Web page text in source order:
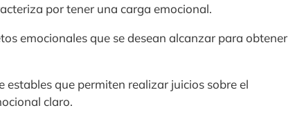
por tener una carga emocional.
emocionales que se desean alcanzar para obtener
que permiten realizar juicios sobre el
claro.